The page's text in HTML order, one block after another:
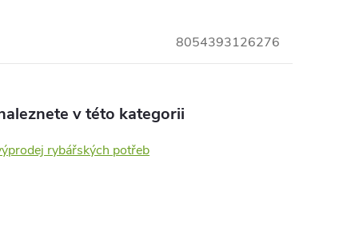
8054393126276
v této kategorii
rybářských potřeb